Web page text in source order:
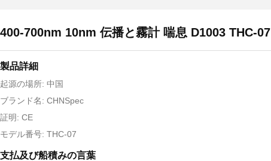
400-700nm 10nm 伝播と霧計 喘息 D1003 THC-07
製品詳細
起源の場所: 中国
ブランド名: CHNSpec
証明: CE
モデル番号: THC-07
支払及び船積みの言葉